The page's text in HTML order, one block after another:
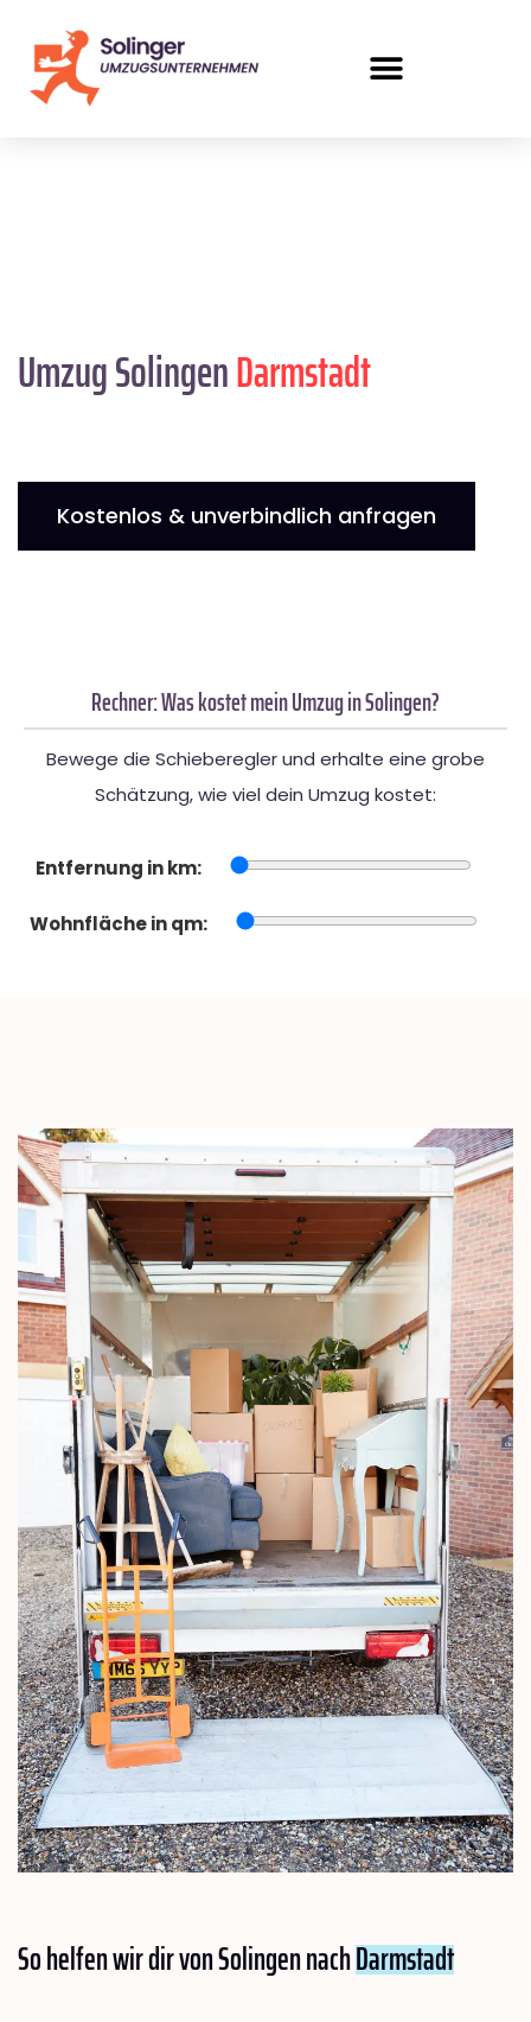
Umzug SolingenDarmstadt
Kostenlos & unverbindlich anfragen
Rechner: Was kostet mein Umzug in Solingen?
Bewege die Schieberegler und erhalte eine grobe
Schätzung, wie viel dein Umzug kostet:
Entfernung in km:
Wohnfläche in qm:
So helfen wir dir von Solingen nachDarmstadt